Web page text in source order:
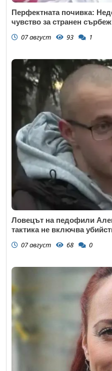
Перфектната почивка:
чувство за странен сърбеж
07 август 93 1
Ловецът на педофили
тактика не включва
07 август 68 0